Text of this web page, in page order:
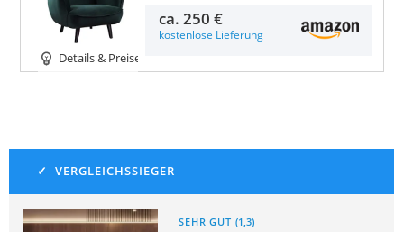
Details & Preise
ca.250 €
kostenlose Lieferung
SEHR GUT (1,3)